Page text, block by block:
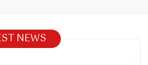
NEWS